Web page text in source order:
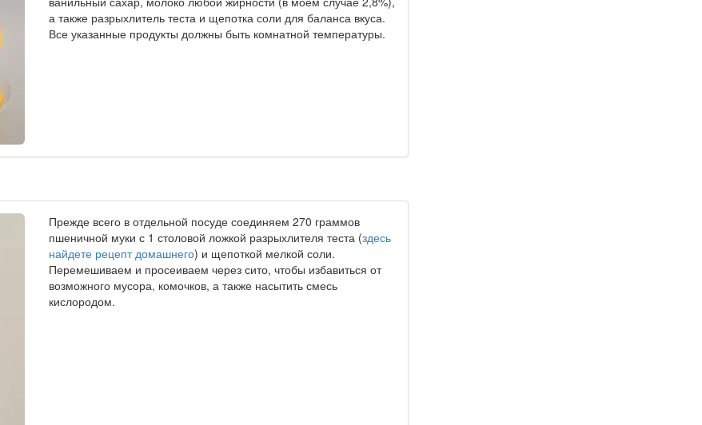
а также разрыхлитель теста и щепотка соли для баланса вкуса.
Все указанные продукты должны быть комнатной температуры.
Прежде всего в отдельной посуде соединяем 270 граммов
пшеничной муки с 1 столовой ложкой разрыхлителя теста (здесь
найдете рецепт домашнего) и щепоткой мелкой соли.
Перемешиваем и просеиваем через сито, чтобы избавиться от
возможного мусора, комочков, а также насытить смесь
кислородом.